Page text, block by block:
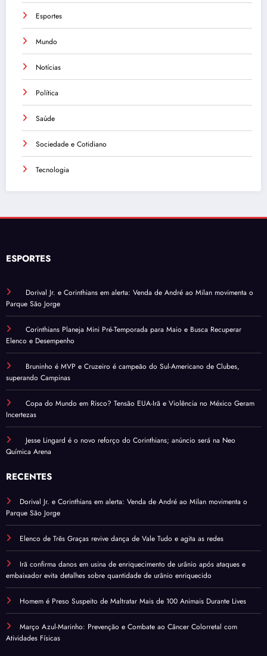
Esportes
Mundo
Notícias
Política
Saúde
Sociedade e Cotidiano
Tecnologia
ESPORTES
Dorival Jr. e Corinthians em alerta: Venda de André ao Milan movimenta o
Parque São Jorge
Corinthians Planeja Mini Pré-Temporada para Maio e Busca Recuperar
Elenco e Desempenho
Bruninho é MVP e Cruzeiro é campeão do Sul-Americano de Clubes,
superando Campinas
Copa do Mundo em Risco? Tensão EUA-Irã e Violência no México Geram
Incertezas
Jesse Lingard é o novo reforço do Corinthians; anúncio será na Neo
Química Arena
RECENTES
Dorival Jr. e Corinthians em alerta: Venda de André ao Milan movimenta o
Parque São Jorge
Elenco de Três Graças revive dança de Vale Tudo e agita as redes
Irã confirma danos em usina de enriquecimento de urânio após ataques e
embaixador evita detalhes sobre quantidade de urânio enriquecido
Homem é Preso Suspeito de Maltratar Mais de 100 Animais Durante Lives
Março Azul-Marinho: Prevenção e Combate ao Câncer Colorretal com
Atividades Físicas